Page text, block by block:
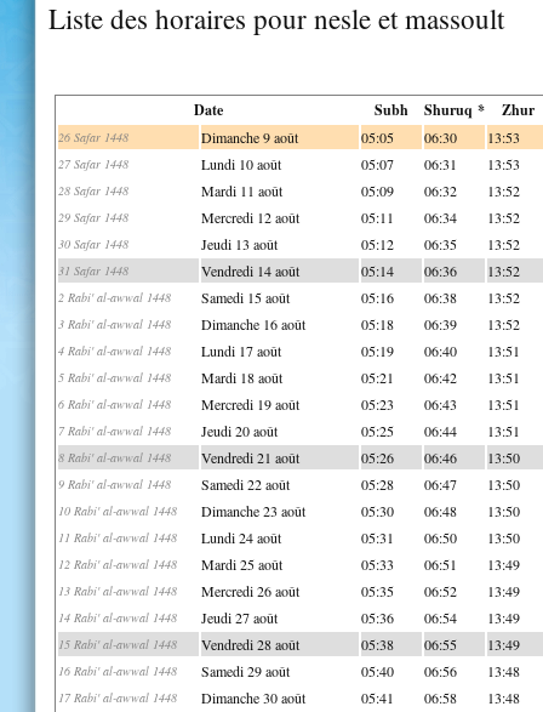
Liste des horaires pour nesle et massoult
Date Subh Shuruq * Zhur
26 Safar 1448 Dimanche 9 août 05:05 06:30 13:53
27 Safar 1448 Lundi 10 août 05:07 06:31 13:53
28 Safar 1448 Mardi 11 août 05:09 06:32 13:52
29 Safar 1448 Mercredi 12 août 05:11 06:34 13:52
30 Safar 1448 Jeudi 13 août 05:12 06:35 13:52
31 Safar 1448 Vendredi 14 août 05:14 06:36 13:52
2 Rabi' al-awwal 1448 Samedi 15 août 05:16 06:38 13:52
3 Rabi' al-awwal 1448 Dimanche 16 août 05:18 06:39 13:52
4 Rabi' al-awwal 1448 Lundi 17 août 05:19 06:40 13:51
5 Rabi' al-awwal 1448 Mardi 18 août 05:21 06:42 13:51
6 Rabi' al-awwal 1448 Mercredi 19 août 05:23 06:43 13:51
7 Rabi' al-awwal 1448 Jeudi 20 août 05:25 06:44 13:51
8 Rabi' al-awwal 1448 Vendredi 21 août 05:26 06:46 13:50
9 Rabi' al-awwal 1448 Samedi 22 août 05:28 06:47 13:50
10 Rabi' al-awwal 1448 Dimanche 23 août 05:30 06:48 13:50
11 Rabi' al-awwal 1448 Lundi 24 août 05:31 06:50 13:50
12 Rabi' al-awwal 1448 Mardi 25 août 05:33 06:51 13:49
13 Rabi' al-awwal 1448 Mercredi 26 août 05:35 06:52 13:49
14 Rabi' al-awwal 1448 Jeudi 27 août 05:36 06:54 13:49
15 Rabi' al-awwal 1448 Vendredi 28 août 05:38 06:55 13:49
16 Rabi' al-awwal 1448 Samedi 29 août 05:40 06:56 13:48
17 Rabi' al-awwal 1448 Dimanche 30 août 05:41 06:58 13:48